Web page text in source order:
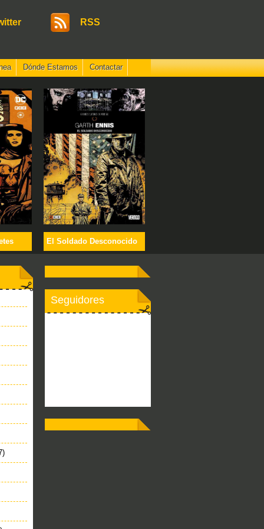
RSS
Dónde Estamos Contactar
El Soldado Desconocido
Seguidores